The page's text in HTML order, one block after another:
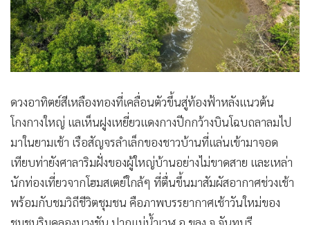
• ท่องเที่ยว
• กีฬา
• ต่างประเทศ
• เศรษฐกิจ-ธุรกิจ
• จีน
• ชุมชน-คุณภาพชีวิต
• อาชญากรรม
• Motoring
ดวงอาทิตย์สีเหลืองทองที่เคลื่อนตัวขึ้นสู่ท้องฟ้าหลังแนวต้น
โกงกางใหญ่ แลเห็นฝูงเหยี่ยวแดงกางปีกกว้างบินโฉบถลาลมไป
มาในยามเช้า เรือสัญจรลำเล็กของชาวบ้านที่แล่นเข้ามาจอด
เทียบท่ายังศาลาริมฝั่งของผู้ใหญ่บ้านอย่างไม่ขาดสาย และเหล่า
นักท่องเที่ยวจากโฮมสเตย์ใกล้ๆ ที่ตื่นขึ้นมาสัมผัสอากาศช่วงเช้า
พร้อมกับชมวิถีชีวิตชุมชน คือภาพบรรยากาศเช้าวันใหม่ของ